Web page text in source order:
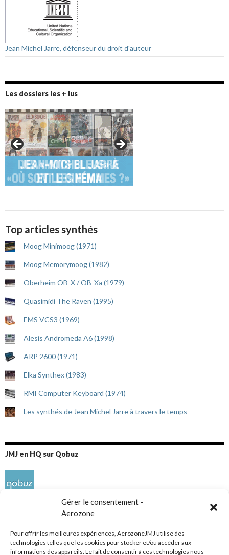
Gérer le consentement -
Aerozone
Pour offrir les meilleures expériences, AerozoneJMJ utilise des
technologies telles que les cookies pour stocker et/ou accéder aux
informations des appareils. Le fait de consentir à ces technologies nous
Jean Michel Jarre, défenseur du droit d'auteur
Les dossiers les + lus
Top articles synthés
Moog Minimoog (1971)
Moog Memorymoog (1982)
Oberheim OB-X / OB-Xa (1979)
Quasimidi The Raven (1995)
EMS VCS3 (1969)
Alesis Andromeda A6 (1998)
ARP 2600 (1971)
Elka Synthex (1983)
RMI Computer Keyboard (1974)
Les synthés de Jean Michel Jarre à travers le temps
JMJ en HQ sur Qobuz